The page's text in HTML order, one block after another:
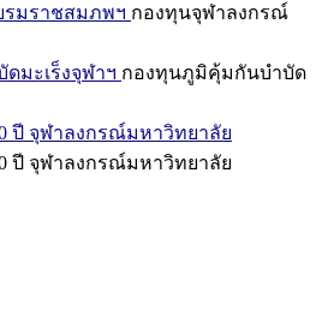
มราชสมภพฯ กองทุนจุฬาลงกรณ์
มะเร็งจุฬาฯ กองทุนภูมิคุ้มกันบำบัด
ปี จุฬาลงกรณ์มหาวิทยาลัย
ปี จุฬาลงกรณ์มหาวิทยาลัย